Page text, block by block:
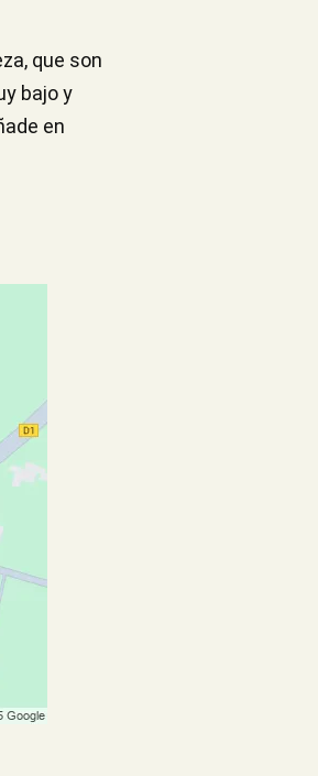
que son
bajo y
en